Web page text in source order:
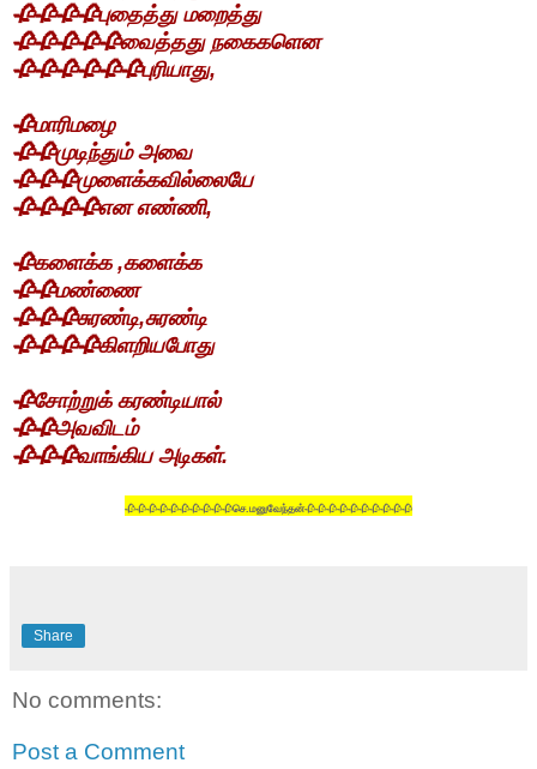
🥀🥀🥀🥀புதைத்து மறைத்து
🥀🥀🥀🥀🥀வைத்தது நகைகளென
🥀🥀🥀🥀🥀🥀புரியாது,
🥀மாரிமழை
🥀🥀முடிந்தும் அவை
🥀🥀🥀முளைக்கவில்லையே
🥀🥀🥀🥀என எண்ணி,
🥀களைக்க ,களைக்க
🥀🥀மண்ணை
🥀🥀🥀சுரண்டி,சுரண்டி
🥀🥀🥀🥀கிளறியபோது
🥀சோற்றுக் கரண்டியால்
🥀🥀அவவிடம்
🥀🥀🥀வாங்கிய அடிகள்.
🥀🥀🥀🥀🥀🥀🥀🥀🥀🥀செ.மனுவேந்தன்🥀🥀🥀🥀🥀🥀🥀🥀🥀🥀
Share
No comments:
Post a Comment